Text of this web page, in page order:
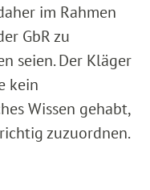
im Rahmen
GbR zu
seien. Der Kläger
kein
Wissen gehabt,
zuzuordnen.